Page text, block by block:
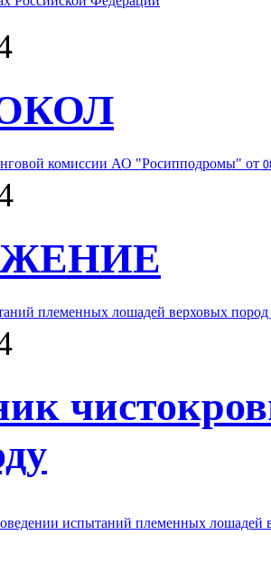
комиссии АО "Росипподромы" от
племенных лошадей верховых
испытаний племенных лошадей